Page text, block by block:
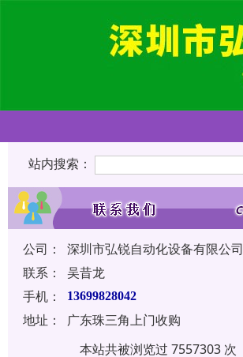
站内搜索：
公司：
深圳市弘锐自动化设备有限公司
联系：
吴昔龙
手机：
13699828042
地址：
广东珠三角上门收购
本站共被浏览过 7557303 次